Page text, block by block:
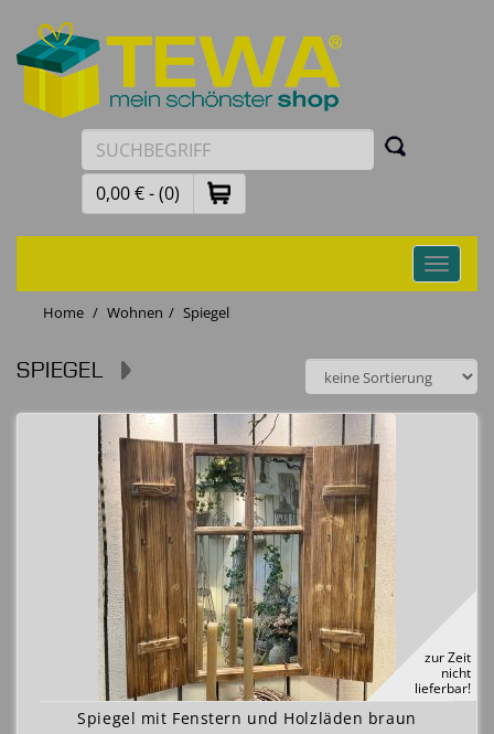
0,00 € - (0)
Toggle
Home
Wohnen Spiegel
SPIEGEL
zur Zeit
nicht
lieferbar!
Spiegel mit Fenstern und Holzläden braun